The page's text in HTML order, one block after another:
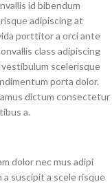
id bibendum
adipiscing at
porttitor a orci ante
class adipiscing
scelerisque
porta dolor.
dictum consectetur
a.
dolor nec mus adipi
a suscipit a scele risque